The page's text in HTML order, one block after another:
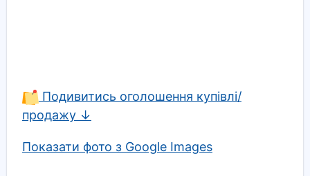
Подивитись оголошення купівлі/
продажу ↓
Показати фото з Google Images